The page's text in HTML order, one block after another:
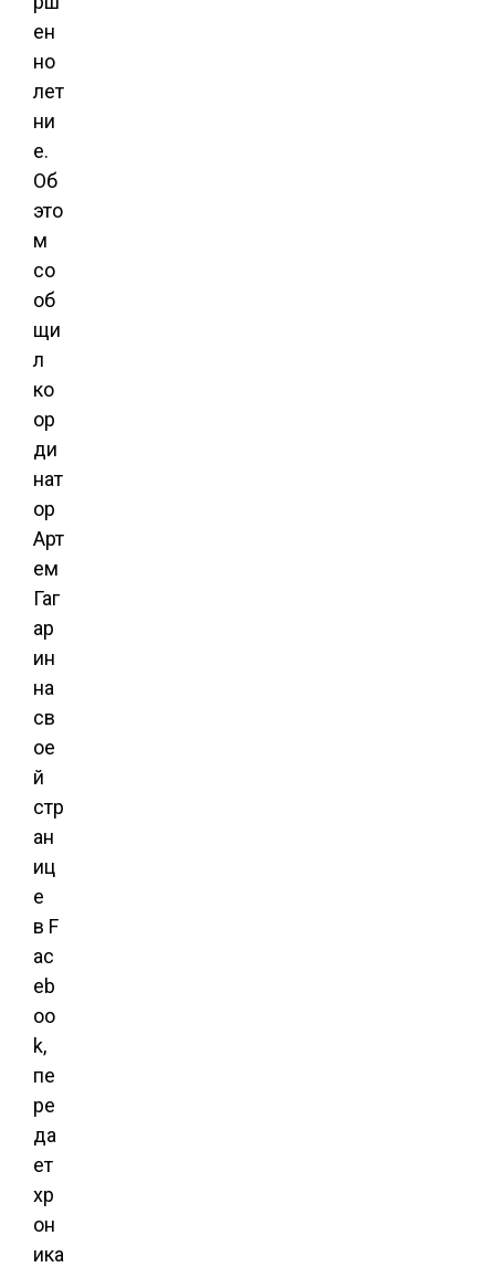
ен
но
лет
ни
е.
Об
это
м
со
об
щи
л
ко
ор
ди
нат
ор
Арт
ем
Гаг
ар
ин
на
св
ое
й
стр
ан
иц
е
в F
ac
eb
oo
k,
пе
ре
да
ет
хр
он
ика